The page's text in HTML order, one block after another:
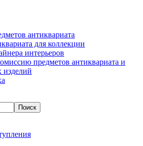
антиквариата
для коллекции
интерьеров
предметов антиквариата и